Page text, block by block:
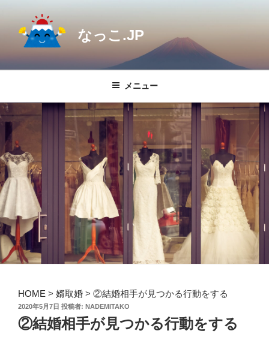
キ
ッ
なっこ.JP
メニュー
HOME > 婿取婚 > ②結婚相手が見つかる行動をする
投
稿
日:
2020年5月7日 投稿者: NADEMITAKO
②結婚相手が見つかる行動をする